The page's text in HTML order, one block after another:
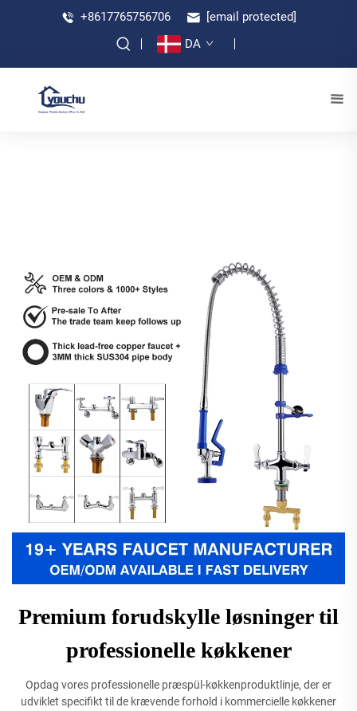
+8617765756706
[email protected]
DA
Premium forudskylle løsninger til
professionelle køkkener
Opdag vores professionelle præspül-køkkenproduktlinje, der er
udviklet specifikt til de krævende forhold i kommercielle køkkener